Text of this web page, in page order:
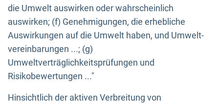
die Umwelt auswirken oder wahrscheinlich
auswirken; (f) Genehmigungen, die erhebliche
Auswirkungen auf die Umwelt haben, und Umwelt-
vereinbarungen ...; (g)
Umweltverträglichkeitsprüfungen und
Risikobewertungen ..."
Hinsichtlich der aktiven Verbreitung von